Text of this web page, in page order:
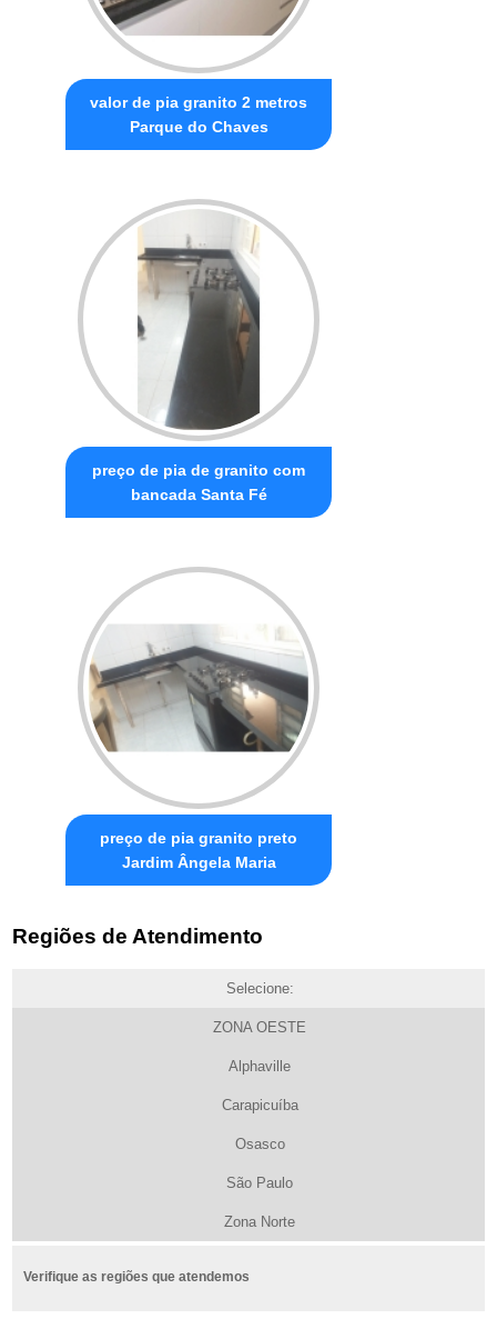
valor de pia granito 2 metros
Parque do Chaves
preço de pia de granito com
bancada Santa Fé
preço de pia granito preto
Jardim Ângela Maria
Regiões de Atendimento
Selecione:
ZONA OESTE
Alphaville
Carapicuíba
Osasco
São Paulo
Zona Norte
Verifique as regiões que atendemos